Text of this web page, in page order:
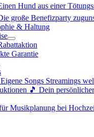
Hund aus einer
große Benefizparty
& Haltung
Garantie
Songs Streamings
🎵 Dein
Musikplanung bei